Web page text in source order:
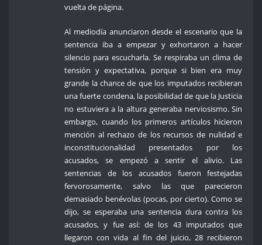
vuelta de página.
Al mediodía anunciaron desde el escenario que la
sentencia iba a empezar y exhortaron a hacer
silencio para escucharla. Se respiraba un clima de
tensión y expectativa, porque si bien era muy
grande la chance de que los imputados recibieran
una fuerte condena, la posibilidad de que la Justicia
no estuviera a la altura generaba nerviosismo. Sin
embargo, cuando los primeros artículos hicieron
mención al rechazo de los recursos de nulidad e
inconstitucionalidad presentados por los
acusados, se empezó a sentir el alivio. Las
sentencias de los acusados fueron festejadas
fervorosamente, salvo las que parecieron
demasiado benévolas (pocas, por cierto). Como se
dijo, se esperaba una sentencia dura contra los
acusados, y fue así: de los 43 imputados que
llegaron con vida al fin del juicio, 28 recibieron